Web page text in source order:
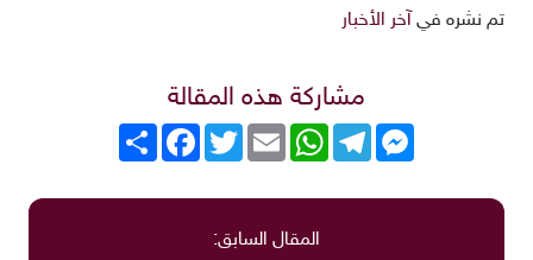
تم نشره في آخر الأخبار
مشاركة هذه المقالة
انشر
FacebookTwitterEmail
WhatsAppTelegram
Messenger
المقال السابق: